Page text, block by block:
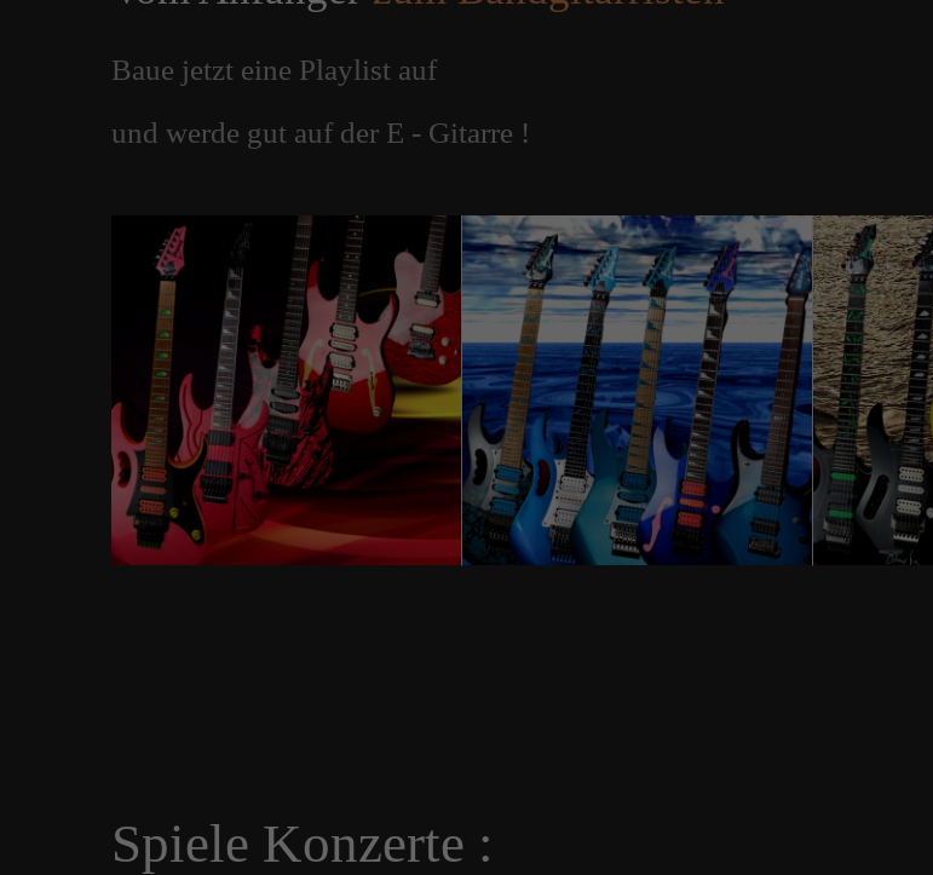
Baue jetzt eine Playlist auf
und werde gut auf der E - Gitarre !
Spiele Konzerte :